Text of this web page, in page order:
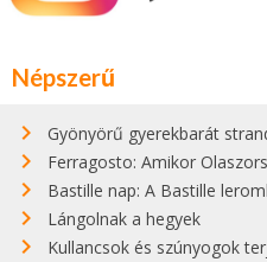
Népszerű
Gyönyörű gyerekbarát strandok
Ferragosto: Amikor
Bastille nap: A Bastille
Lángolnak a hegyek
Kullancsok és szúnyogok